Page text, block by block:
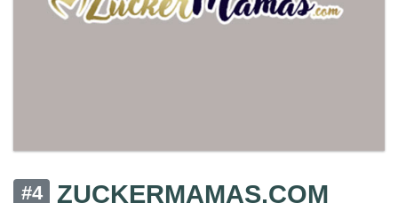
#4 ZUCKERMAMAS.COM